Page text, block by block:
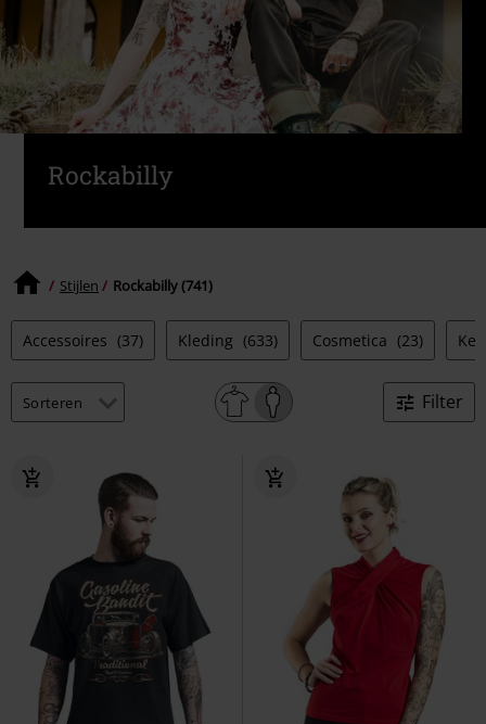
Rockabilly
Stijlen Rockabilly (741)
Accessoires (37) Kleding (633) Cosmetica (23)
Filter